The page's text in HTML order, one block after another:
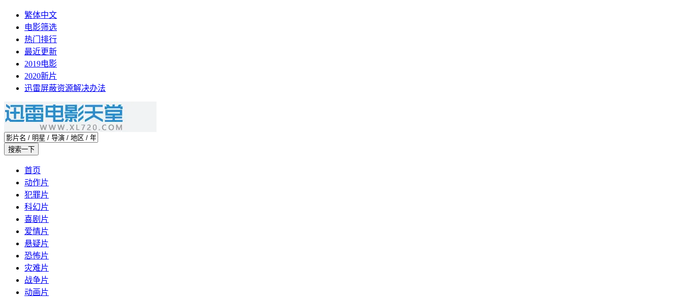
繁体中文
电影筛选
热门排行
最近更新
2019电影
2020新片
迅雷屏蔽资源解决办法
首页
动作片
犯罪片
科幻片
喜剧片
爱情片
悬疑片
恐怖片
灾难片
战争片
动画片